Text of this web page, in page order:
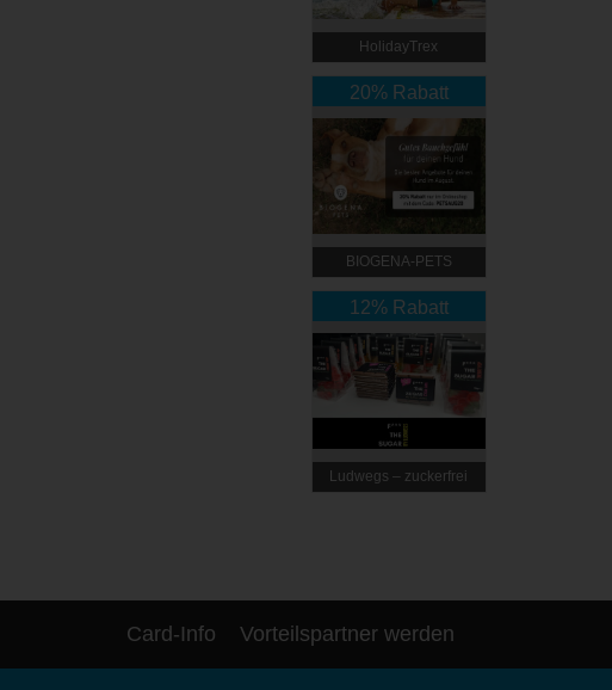
HolidayTrex
20% Rabatt
BIOGENA-PETS
12% Rabatt
Ludwegs – zuckerfrei
leben
Card-Info Vorteilspartner werden